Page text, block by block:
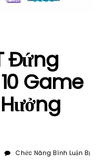
Đứng
Game
Chức Năng Bình Luận Bị